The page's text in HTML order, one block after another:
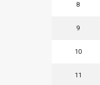
8
9
10
11